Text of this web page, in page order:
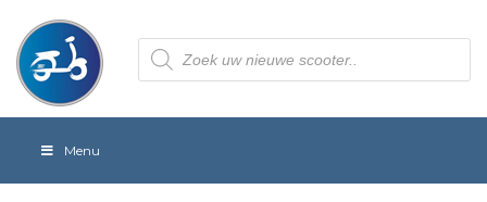
Producten
zoeken
Menu